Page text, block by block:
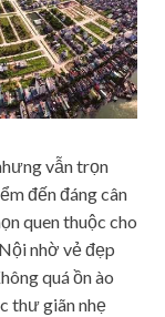
vẫn trọn
đến đáng cân
quen thuộc cho
nhờ vẻ đẹp
quá ồn ào
thư giãn nhẹ